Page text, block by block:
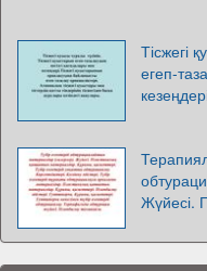
Тісжегі
егеп-
Жүйесі.